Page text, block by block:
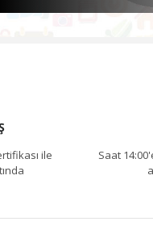
ile
Saat